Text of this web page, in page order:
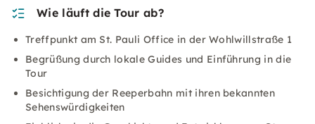
Wie läuft die Tour ab?
Treffpunkt am St. Pauli Office in der Wohlwillstraße 1
Begrüßung durch lokale Guides und Einführung in die
Tour
Besichtigung der Reeperbahn mit ihren bekannten
Sehenswürdigkeiten